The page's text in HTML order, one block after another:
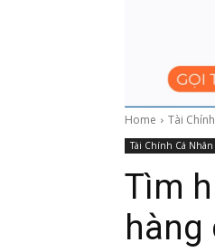
Home Tài
Tài Chính Cá Nhân
Tìm